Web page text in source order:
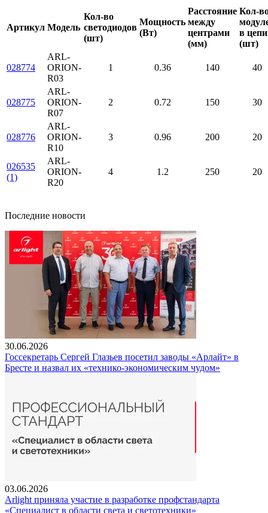
Артикул Модель
Кол-во
светодиодов
(шт)
Мощность
(Вт)
Расстояние
между
центрами
(мм)
Кол-
в цепи
(шт)
028774
ARL-
ORION-
R03
1 0.36 140 40
028775
ARL-
ORION-
R07
2 0.72 150 30
028776
ARL-
ORION-
R10
3 0.96 200 20
026535
(1)
ARL-
ORION-
R20
4 1.2 250 20
Последние новости
30.06.2026
Госсекретарь Сергей Глазьев посетил заводы «Арлайт» в
Бресте и назвал их «технико-экономическим чудом»
03.06.2026
Arlight приняла участие в разработке профстандарта
«Специалист в области света и светотехники»